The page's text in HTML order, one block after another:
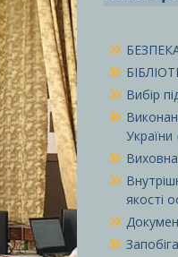
Вибір
України
якості